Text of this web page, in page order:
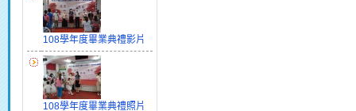
108學年度畢業典禮影片
108學年度畢業典禮照片